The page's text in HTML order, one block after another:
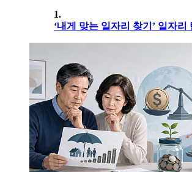
1.
‘내게 맞는 일자리 찾기’ 일자리